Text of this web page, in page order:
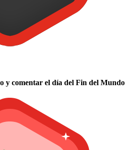
y comentar el día del Fin del Mundo